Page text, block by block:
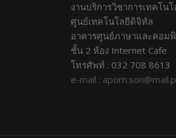
งานบริการวิชาการเทคโน
ศูนย์เทคโนโลยีดิจิทัล
อาคารศูนย์ภาษาและคอมพิ
ชั้น 2 ห้อง Internet Cafe
โทรศัพท์ : 032 708 8613
e-mail :